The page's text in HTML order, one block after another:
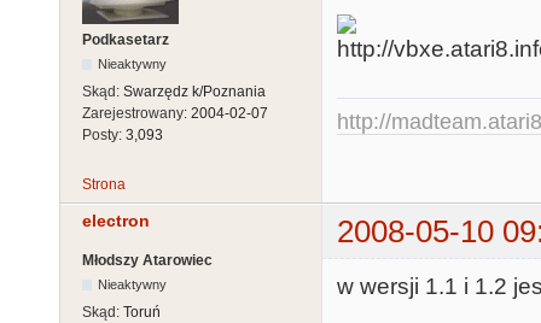
Podkasetarz
Nieaktywny
Skąd: Swarzędz k/Poznania
Zarejestrowany: 2004-02-07
Posty: 3,093
http://
Strona
electron 2008-05-10
Młodszy Atarowiec
Nieaktywny
Skąd: Toruń
w wersji 1.1 i 1.2